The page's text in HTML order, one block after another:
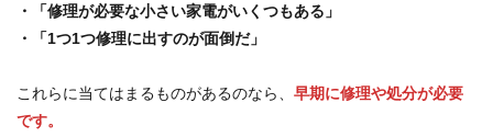
・「修理が必要な小さい家電がいくつもある」
・「1つ1つ修理に出すのが面倒だ」
これらに当てはまるものがあるのなら、 早期に修理や処分が必要
です。